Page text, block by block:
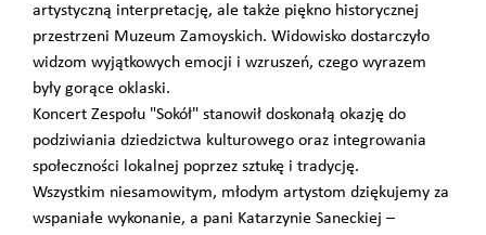
artystyczną interpretację, ale także piękno historycznej
przestrzeni Muzeum Zamoyskich. Widowisko dostarczyło
widzom wyjątkowych emocji i wzruszeń, czego wyrazem
były gorące oklaski.
Koncert Zespołu "Sokół" stanowił doskonałą okazję do
podziwiania dziedzictwa kulturowego oraz integrowania
społeczności lokalnej poprzez sztukę i tradycję.
Wszystkim niesamowitym, młodym artystom dziękujemy za
wspaniałe wykonanie, a pani Katarzynie Saneckiej –